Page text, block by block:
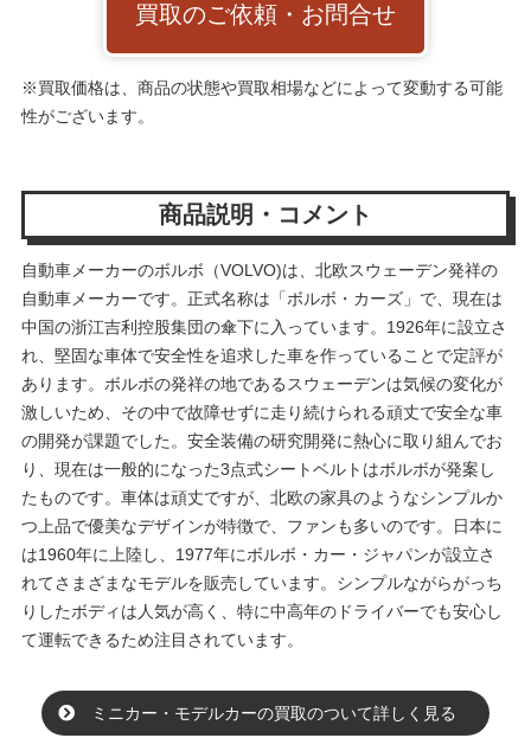
買取のご依頼・お問合せ
※買取価格は、商品の状態や買取相場などによって変動する可能
性がございます。
商品説明・コメント
自動車メーカーのボルボ（VOLVO)は、北欧スウェーデン発祥の
自動車メーカーです。正式名称は「ボルボ・カーズ」で、現在は
中国の浙江吉利控股集団の傘下に入っています。1926年に設立さ
れ、堅固な車体で安全性を追求した車を作っていることで定評が
あります。ボルボの発祥の地であるスウェーデンは気候の変化が
激しいため、その中で故障せずに走り続けられる頑丈で安全な車
の開発が課題でした。安全装備の研究開発に熱心に取り組んでお
り、現在は一般的になった3点式シートベルトはボルボが発案し
たものです。車体は頑丈ですが、北欧の家具のようなシンプルか
つ上品で優美なデザインが特徴で、ファンも多いのです。日本に
は1960年に上陸し、1977年にボルボ・カー・ジャパンが設立さ
れてさまざまなモデルを販売しています。シンプルながらがっち
りしたボディは人気が高く、特に中高年のドライバーでも安心し
て運転できるため注目されています。
ミニカー・モデルカーの買取のついて詳しく見る